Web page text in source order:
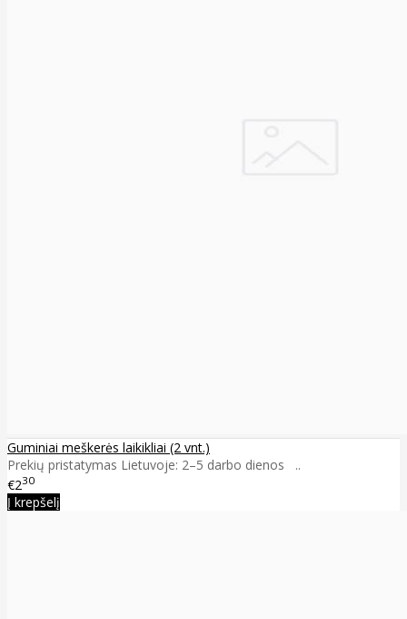
Guminiai meškerės laikikliai (2 vnt.)
Prekių pristatymas Lietuvoje: 2–5 darbo dienos ..
€230
Į krepšelį